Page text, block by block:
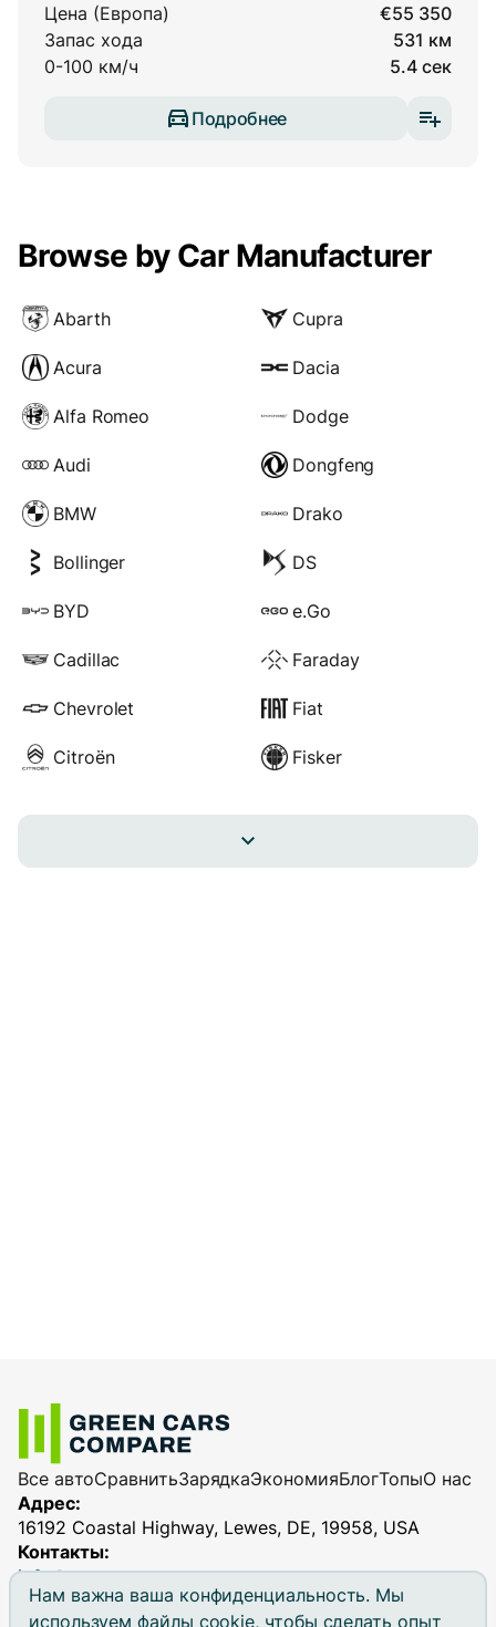
Нам важна ваша конфиденциальность. Мы
используем файлы cookie, чтобы сделать опыт
Цена (Европа)
€55 350
Запас хода
531 км
0-100 км/ч
5.4 сек
Подробнее
Browse by Car Manufacturer
Abarth
Acura
Alfa Romeo
Audi
BMW
Bollinger
BYD
Cadillac
Chevrolet
Citroën
Cupra
Dacia
Dodge
Dongfeng
Drako
DS
e.Go
Faraday
Fiat
Fisker
Все автоСравнитьЗарядкаЭкономияБлогТопыО нас
Адрес:
16192 Coastal Highway, Lewes, DE, 19958, USA
Контакты:
info@greencarscompare.com